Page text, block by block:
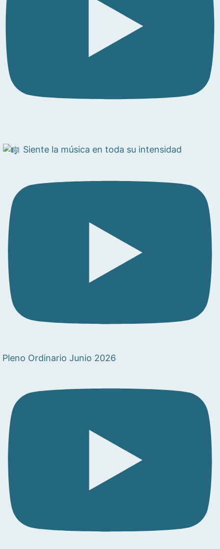
Siente la música en toda su intensidad
Pleno Ordinario Junio 2026